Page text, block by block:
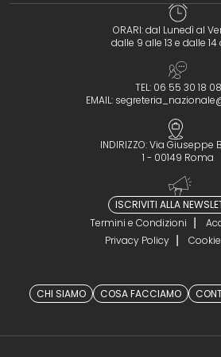
ORARI: dal Lunedì al
dalle 9 alle 13 e dalle 14
TEL: 06 55 30 18 08
EMAIL:
INDIRIZZO: Via Giuseppe
1 - 00149 Roma
ISCRIVITI ALLA
Termini e Condizioni
Privacy Policy
CHI SIAMO COSA FACCIAMO